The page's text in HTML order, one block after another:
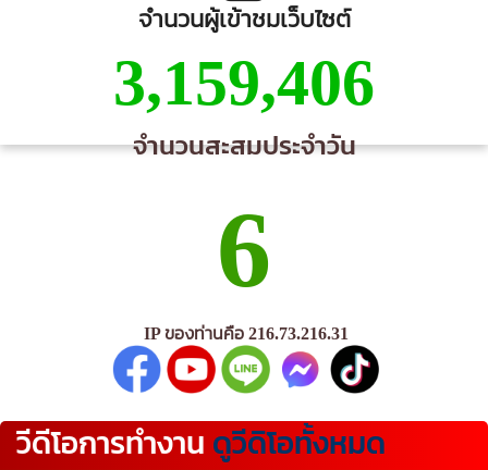
จำนวนผู้เข้าชมเว็บไซต์
3,159,406
จำนวนสะสมประจำวัน
6
IP ของท่านคือ 216.73.216.31
วีดีโอการทำงาน ดูวีดิโอทั้งหมด